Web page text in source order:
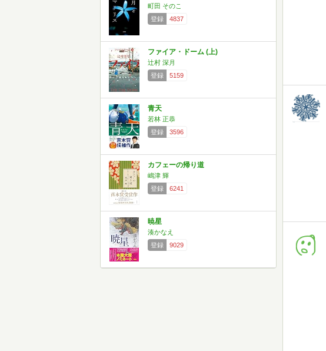
町田 そのこ
登録
4837
ファイア・ドーム (上)
辻村 深月
登録
5159
青天
若林 正恭
登録
3596
カフェーの帰り道
嶋津 輝
登録
6241
暁星
湊かなえ
登録
9029